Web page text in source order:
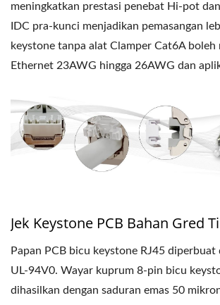
meningkatkan prestasi penebat Hi-pot
IDC pra-kunci menjadikan pemasangan
keystone tanpa alat Clamper Cat6A boleh
Ethernet 23AWG hingga 26AWG dan
Jek Keystone PCB Bahan Gred
Papan PCB bicu keystone RJ45
UL-94V0. Wayar kuprum 8-pin bicu
dihasilkan dengan saduran emas 50